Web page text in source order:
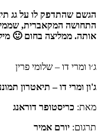
הגשם שהתדפק לו על גג
התחושה המקאברית,
אותה. ממליצה בחום 🙂
ג׳ו ומרי דו – שלומי פרין
ג'ון ומרי דו – תיאטרון
מאת: כריסטופר דוראנג
תרגום: יורם אמיר